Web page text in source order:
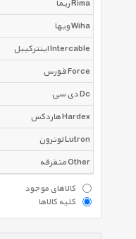
ریما Rima
ویها Wiha
اینترکیبل Intercable
فورس Force
دی سی Dc
هاردکس Hardex
لوترون Lutron
متفرقه Other
کالاهای موجود
کلیه کالاها